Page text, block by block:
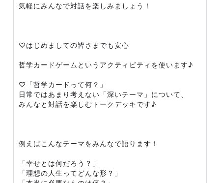
気軽にみんなで対話を楽しみましょう！
♡はじめましての皆さまでも安心
哲学カードゲームというアクティビティを使います♪
♡「哲学カードって何？」
日常ではあまり考えない「深いテーマ」について、
みんなと対話を楽しむトークデッキです♪
例えばこんなテーマをみんなで語ります！
「幸せとは何だろう？」
「理想の人生ってどんな形？」